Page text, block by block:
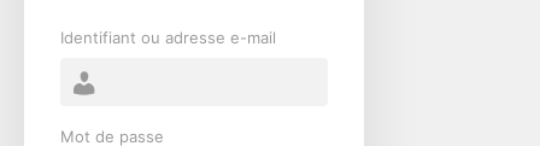
Identifiant ou adresse e-mail
Mot de passe